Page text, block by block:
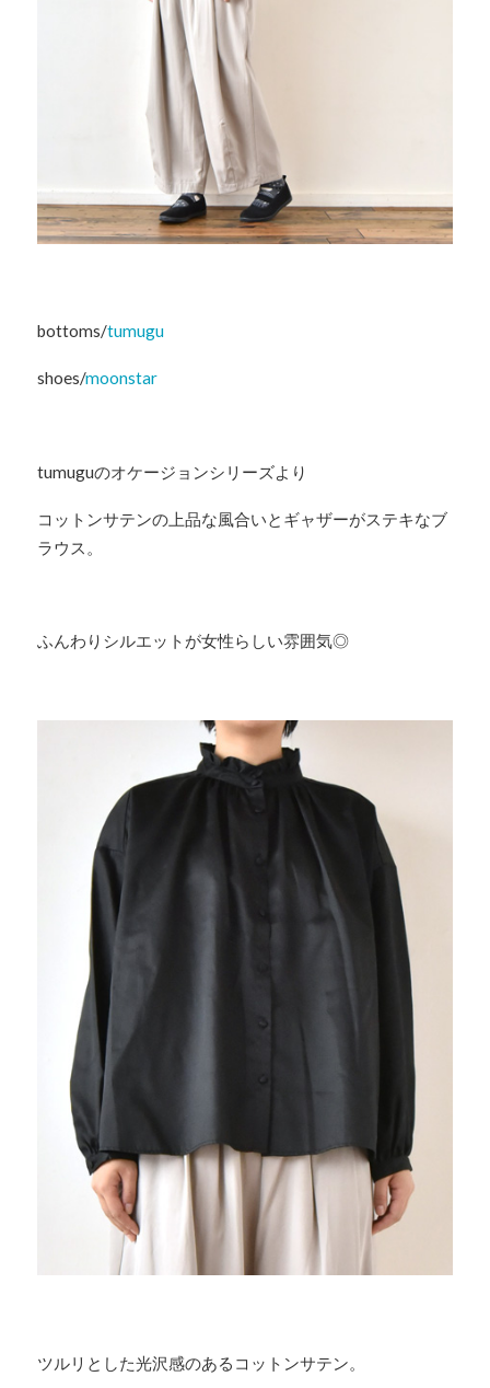
bottoms/tumugu
shoes/moonstar
tumuguのオケージョンシリーズより
コットンサテンの上品な風合いとギャザーがステキなブ
ラウス。
ふんわりシルエットが女性らしい雰囲気◎
ツルリとした光沢感のあるコットンサテン。